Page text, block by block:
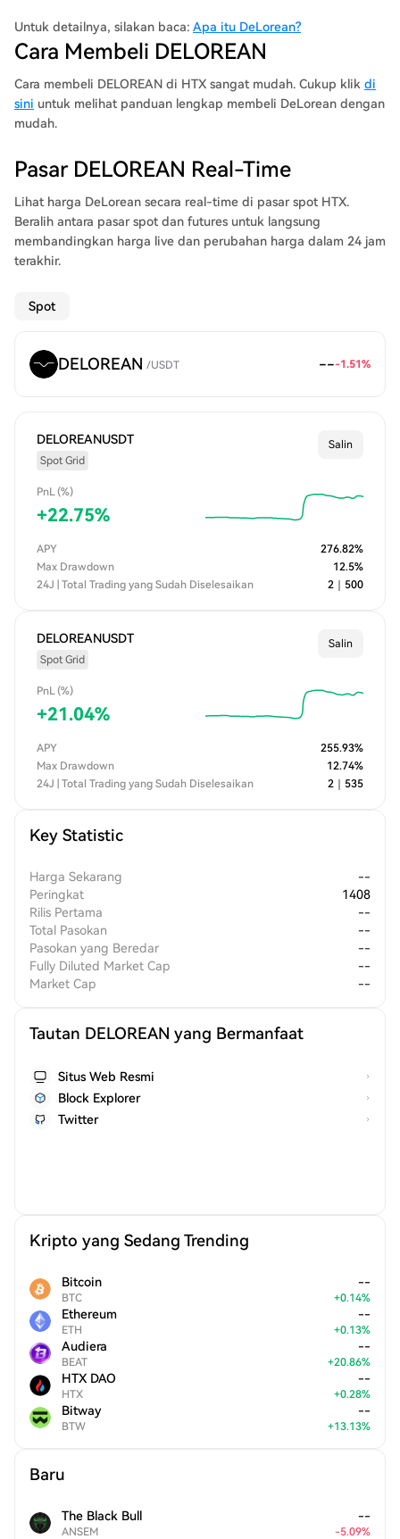
reservasi kendaraan, pasar, dan analitik on-chain yang
pertama di industri. Protokol ini dirancang untuk memberikan
konsumen ekosistem yang mulus dan transparan di mana mobil
dapat dibeli, diperdagangkan, diautentikasi, dan dilacak
secara digital seperti tidak pernah sebelumnya.
Untuk detailnya, silakan baca: Apa itu DeLorean?
Cara Membeli DELOREAN
Cara membeli DELOREAN di HTX sangat mudah. Cukup klik di
sini untuk melihat panduan lengkap membeli DeLorean dengan
mudah.
Pasar DELOREAN Real-Time
Lihat harga DeLorean secara real-time di pasar spot HTX.
Beralih antara pasar spot dan futures untuk langsung
membandingkan harga live dan perubahan harga dalam 24 jam
terakhir.
Spot
DELOREAN /USDT ---1.51%
DELOREANUSDT
Spot Grid
Salin
PnL (%)
+22.75%
APY 276.82%
Max Drawdown
12.5%
24J | Total Trading yang Sudah Diselesaikan
2 500
DELOREANUSDT
Spot Grid
Salin
PnL (%)
+21.04%
APY 255.93%
Max Drawdown
12.74%
24J | Total Trading yang Sudah Diselesaikan
2 535
Key Statistic
Harga Sekarang
--
Peringkat
1408
Rilis Pertama
--
Total Pasokan
--
Pasokan yang Beredar
--
Fully Diluted Market Cap
--
Market Cap
--
Tautan DELOREAN yang Bermanfaat
Situs Web Resmi
Block Explorer
Twitter
Kripto yang Sedang Trending
Bitcoin
BTC
--
+0.14%
Ethereum
ETH
--
+0.13%
Audiera
BEAT
--
+20.86%
HTX DAO
HTX
--
+0.28%
Bitway
BTW
--
+13.13%
Baru
The Black Bull
ANSEM
--
-5.09%